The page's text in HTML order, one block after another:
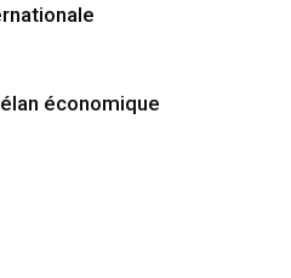
économique